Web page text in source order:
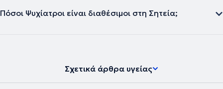
Πόσοι Ψυχίατροι είναι διαθέσιμοι στη Σητεία;
Σχετικά άρθρα υγείας